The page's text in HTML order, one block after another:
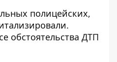
полицейских,
обстоятельства ДТП